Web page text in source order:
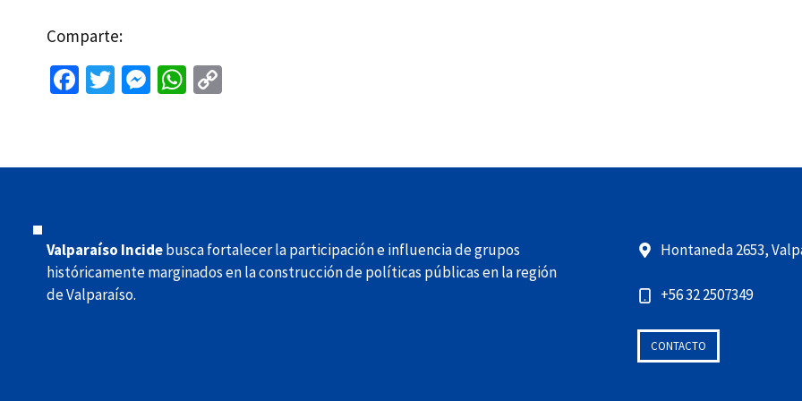
Comparte:
Fa
o
T
er
M
n
W
sA y
k
Valparaíso Incidebusca fortalecer la participación e influencia de grupos
históricamente marginados en la construcción de políticas públicas en la región
de Valparaíso.
Hontaneda 2653,
+56 32 2507349
CONTACTO